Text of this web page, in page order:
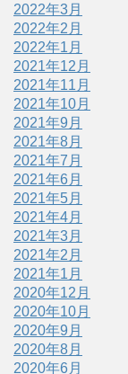
2022年3月
2022年2月
2022年1月
2021年12月
2021年11月
2021年10月
2021年9月
2021年8月
2021年7月
2021年6月
2021年5月
2021年4月
2021年3月
2021年2月
2021年1月
2020年12月
2020年10月
2020年9月
2020年8月
2020年6月